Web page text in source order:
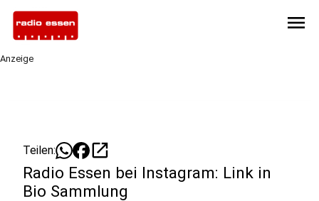
menu
Anzeige
Teilen: open_in_new
Radio Essen bei Instagram: Link in
Bio Sammlung